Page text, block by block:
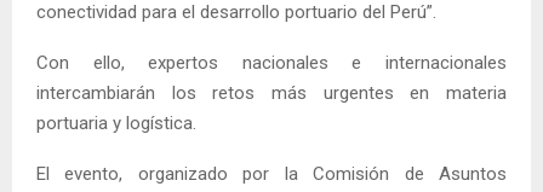
conectividad para el desarrollo portuario del Perú”.
Con ello, expertos nacionales e internacionales
intercambiarán los retos más urgentes en materia
portuaria y logística.
El evento, organizado por la Comisión de Asuntos